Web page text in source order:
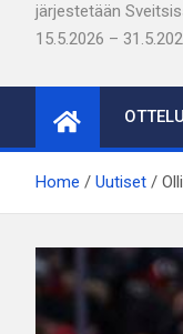
järjestetään
15.5.2026 –
Home Uutiset